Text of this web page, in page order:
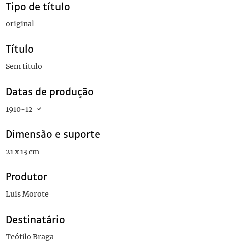
Tipo de título
original
Título
Sem título
Datas de produção
1910-12
Dimensão e suporte
21 x 13 cm
Produtor
Luis Morote
Destinatário
Teófilo Braga